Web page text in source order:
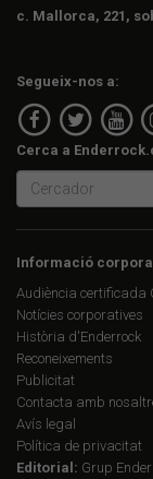
c. Mallorca, 221,
Segueix-nos a:
Cerca a
Informació
Audiència certificada
Notícies corporatives
Història d'Enderrock
Reconeixements
Publicitat
Contacta amb
Avís legal
Política de privacitat
Editorial: Grup